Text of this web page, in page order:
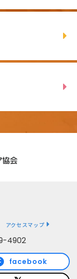
アクセスマップ
4902
facebook